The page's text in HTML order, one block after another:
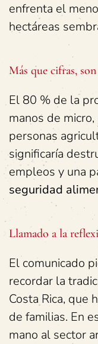
enfrenta el
hectáreas
Más que cifras,
El 80 % de la
manos de
personas
significaría
empleos y una
seguridad
Llamado a la
El comunicado
recordar la
Costa Rica, que
de familias. En
mano al sector